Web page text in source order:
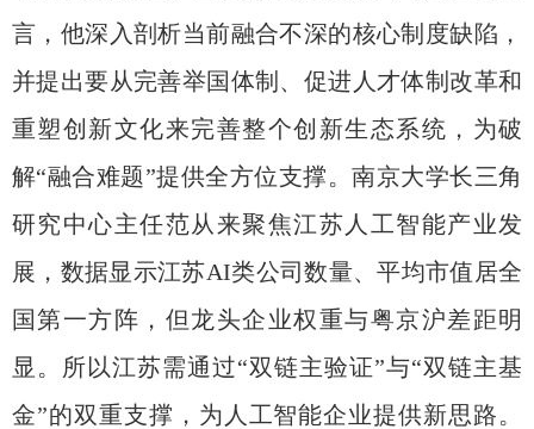
言，他深入剖析当前融合不深的核心制度缺陷，
并提出要从完善举国体制、促进人才体制改革和
重塑创新文化来完善整个创新生态系统，为破
解“融合难题”提供全方位支撑。南京大学长三角
研究中心主任范从来聚焦江苏人工智能产业发
展，数据显示江苏AI类公司数量、平均市值居全
国第一方阵，但龙头企业权重与粤京沪差距明
显。所以江苏需通过“双链主验证”与“双链主基
金”的双重支撑，为人工智能企业提供新思路。